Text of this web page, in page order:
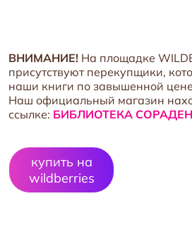
ВНИМАНИЕ! На площадке
присутствуют перекупщики,
наши книги по завышенной
Наш официальный магазин
ссылке: БИБЛИОТЕКА
купить на
wildberries